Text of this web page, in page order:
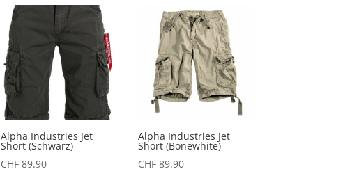
Alpha Industries Jet
Short (Schwarz)
CHF89.90
Alpha Industries Jet
Short (Bonewhite)
CHF 89.90